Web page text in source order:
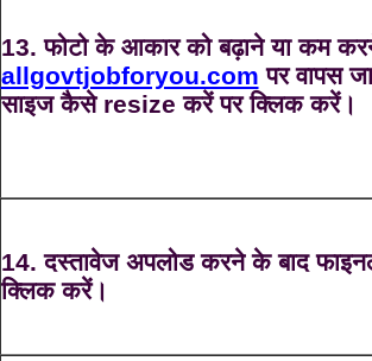
13. फोटो के आकार को बढ़ाने या कम
allgovtjobforyou.com पर वापस
साइज कैसे resize करें पर क्लिक करें।
14. दस्तावेज अपलोड करने के बाद
क्लिक करें।